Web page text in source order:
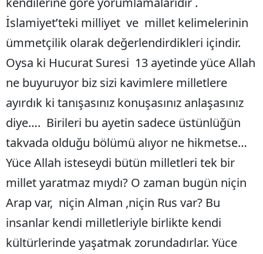
İslamiyet’teki milliyet ve millet kelimelerinin
ümmetçilik olarak değerlendirdikleri içindir.
Oysa ki Hucurat Suresi 13 ayetinde yüce Allah
ne buyuruyor biz sizi kavimlere milletlere
ayırdık ki tanışasınız konuşasınız anlaşasınız
diye…. Birileri bu ayetin sadece üstünlüğün
takvada olduğu bölümü alıyor ne hikmetse…
Yüce Allah isteseydi bütün milletleri tek bir
millet yaratmaz mıydı? O zaman bugün niçin
Arap var, niçin Alman ,niçin Rus var? Bu
insanlar kendi milletleriyle birlikte kendi
kültürlerinde yaşatmak zorundadırlar. Yüce